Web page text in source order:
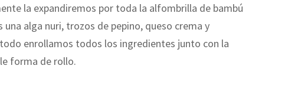
la expandiremos por toda la alfombrilla de bambú
una alga nuri, trozos de pepino, queso crema y
enrollamos todos los ingredientes junto con la
forma de rollo.